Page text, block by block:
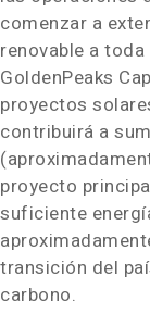
comenzar a
renovable a
GoldenPeaks
proyectos
contribuirá a
proyecto
suficiente
transición del
carbono.